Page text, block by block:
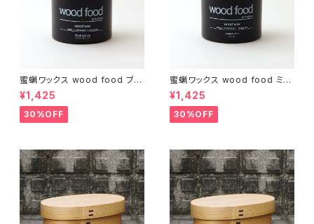
蜜蝋ワックス wood food ブラ
ッドオレンジ【DIY】【木工】【ギフ
ト プレゼント】【父の日 お誕生
日】
¥1,425
30%OFF
蜜蝋ワックス wood food ミン
ト【DIY】【木工】【ギフト プレゼン
ト】【父の日 お誕生日】
¥1,425
30%OFF